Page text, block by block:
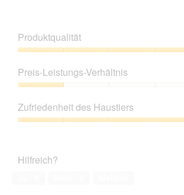
Produktqualität
4
von
5
Preis-Leistungs-Verhältnis
Leistungs-
Verhältnis,
1
Zufriedenheit des Haustiers
4
Hilfreich?